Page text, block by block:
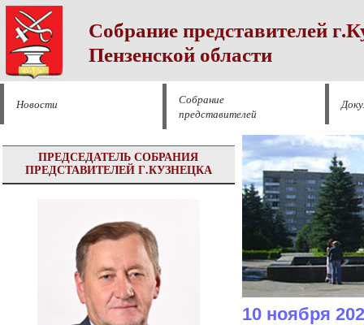
Собрание представителей
Пензенской области
Новости
Собрание
представителей
ПРЕДСЕДАТЕЛЬ СОБРАНИЯ
ПРЕДСТАВИТЕЛЕЙ Г.КУЗНЕЦКА
10 ноября